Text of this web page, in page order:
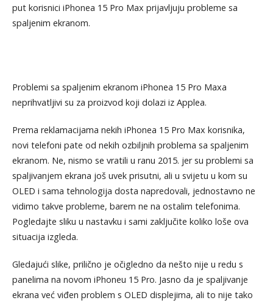
put korisnici iPhonea 15 Pro Max prijavljuju probleme sa
spaljenim ekranom.
Problemi sa spaljenim ekranom iPhonea 15 Pro Maxa
neprihvatljivi su za proizvod koji dolazi iz Applea.
Prema reklamacijama nekih iPhonea 15 Pro Max korisnika,
novi telefoni pate od nekih ozbiljnih problema sa spaljenim
ekranom. Ne, nismo se vratili u ranu 2015. jer su problemi sa
spaljivanjem ekrana još uvek prisutni, ali u svijetu u kom su
OLED i sama tehnologija dosta napredovali, jednostavno ne
vidimo takve probleme, barem ne na ostalim telefonima.
Pogledajte sliku u nastavku i sami zaključite koliko loše ova
situacija izgleda.
Gledajući slike, prilično je očigledno da nešto nije u redu s
panelima na novom iPhoneu 15 Pro. Jasno da je spaljivanje
ekrana već viđen problem s OLED displejima, ali to nije tako